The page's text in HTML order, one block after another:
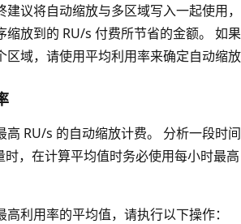
议将自动缩放与多区域写入一起使用，
缩放到的 RU/s 付费所节省的金额。 如果
区域，请使用平均利用率来确定自动缩放
高 RU/s 的自动缩放计费。 分析一段时间
时，在计算平均值时务必使用每小时最高
利用率的平均值，请执行以下操作：